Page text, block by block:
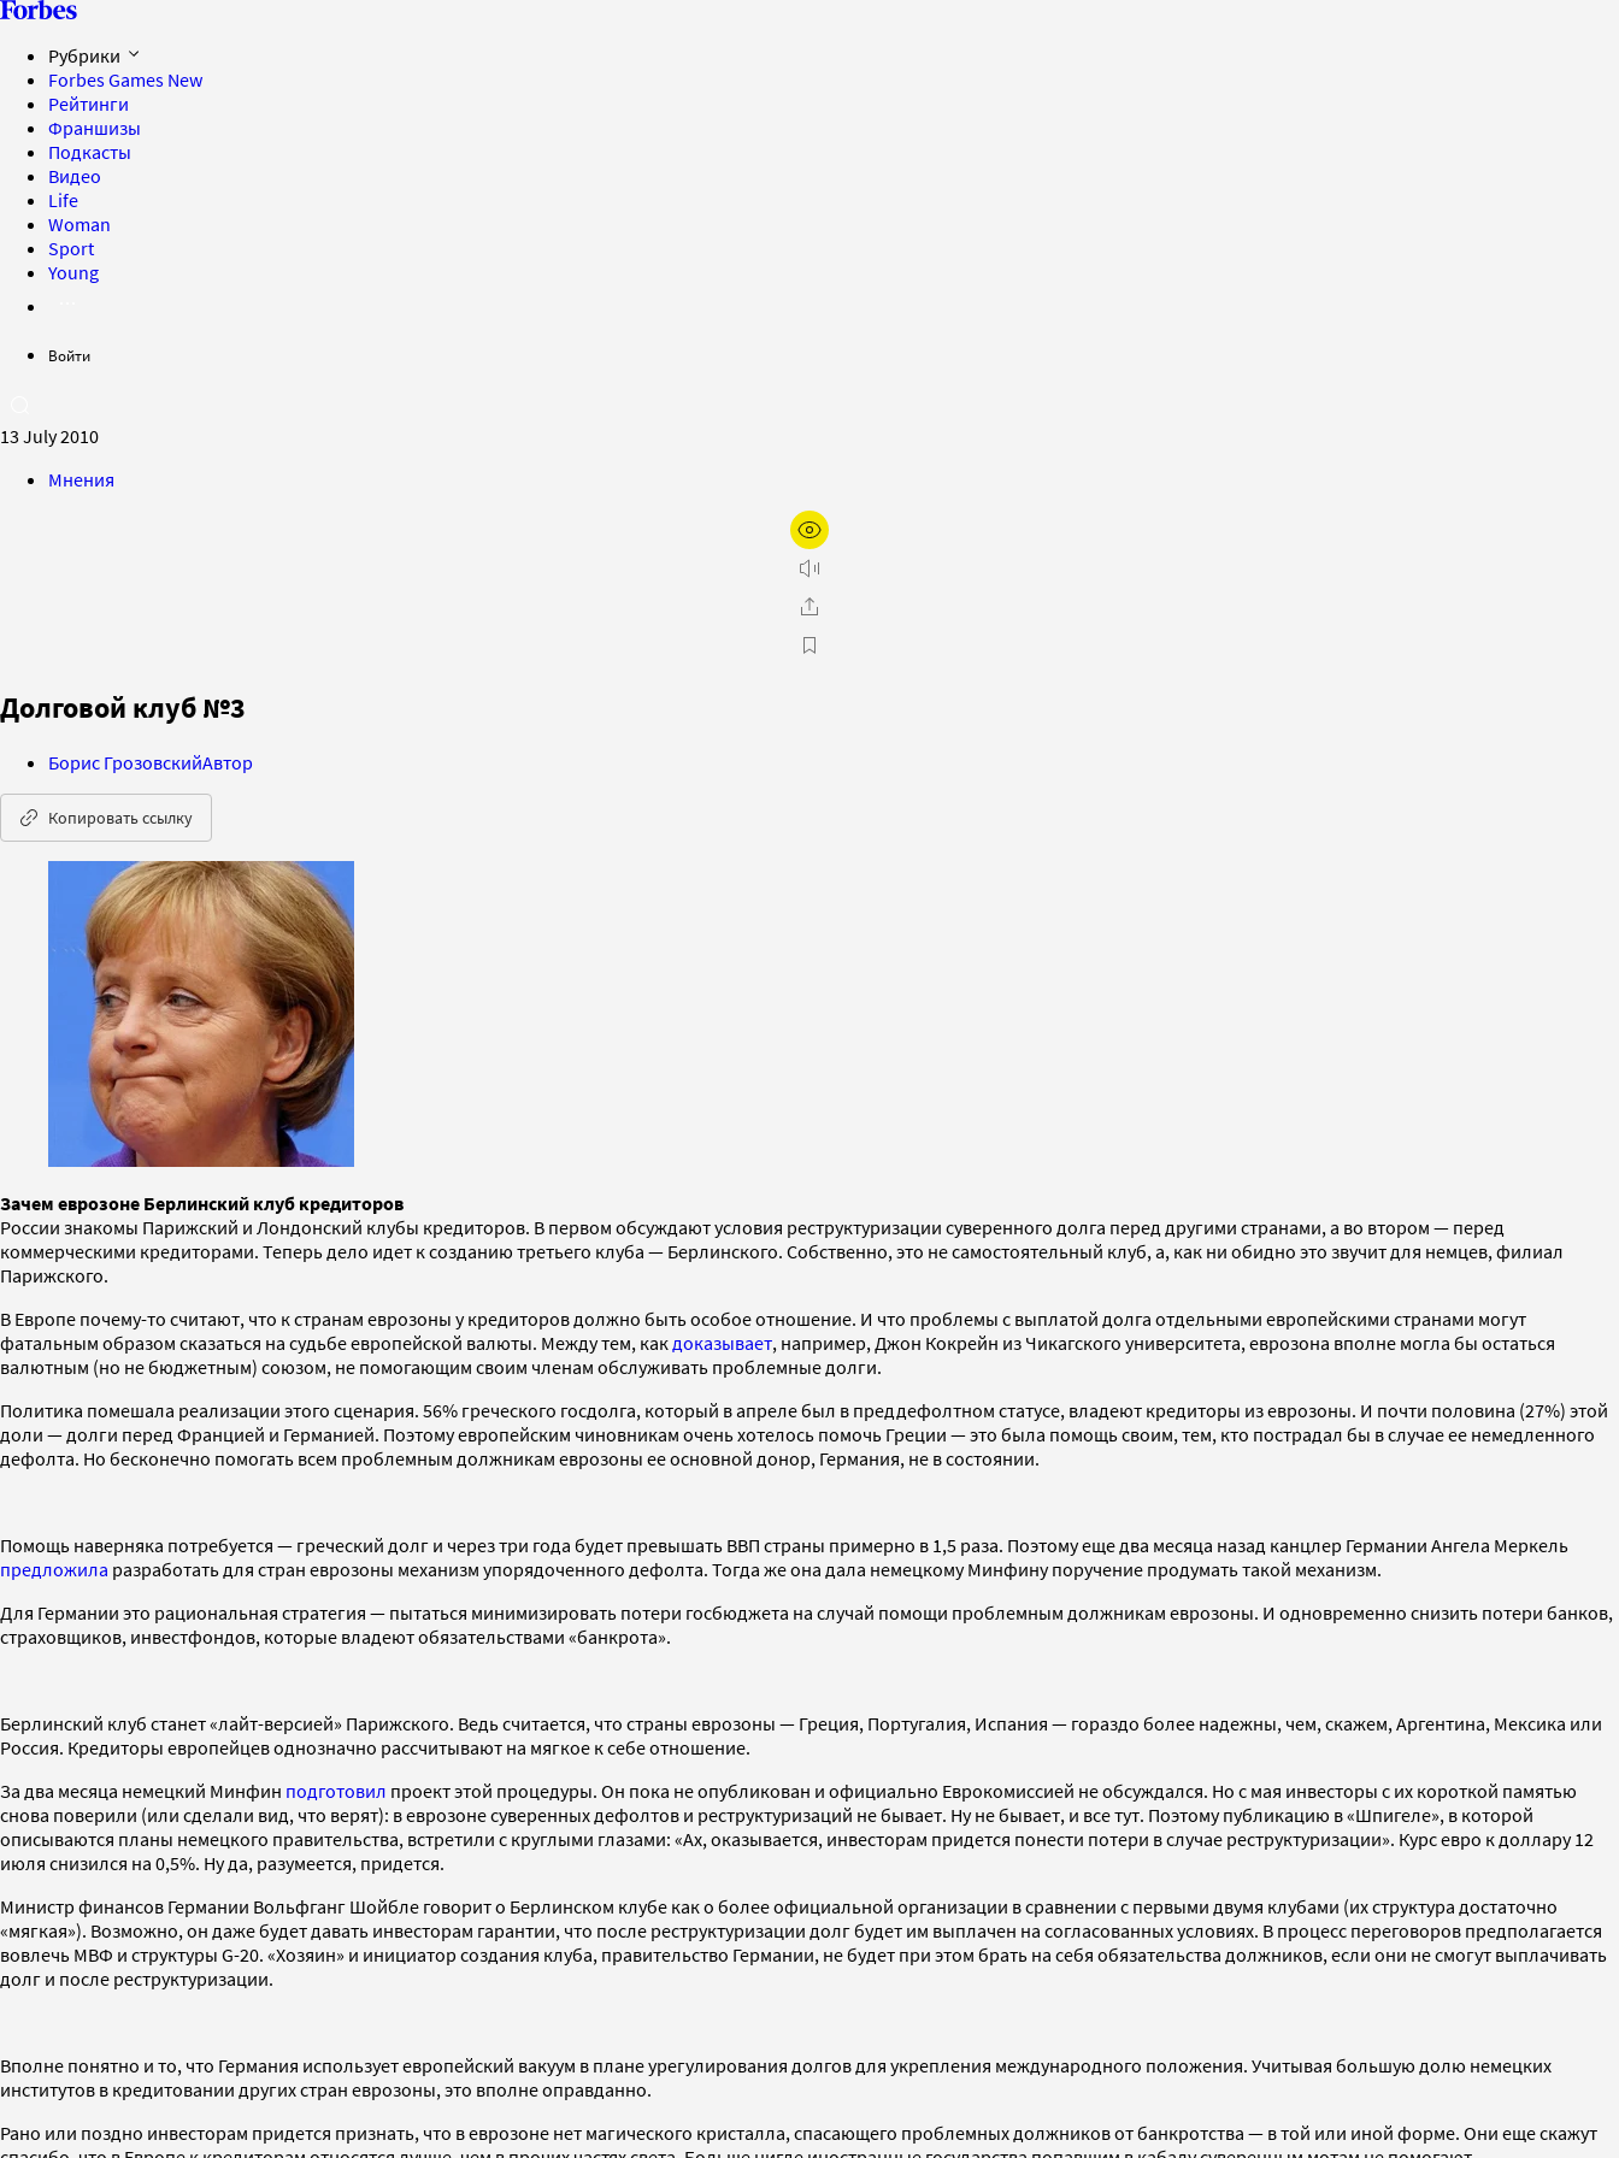
Рубрики
Forbes Games New
Рейтинги
Франшизы
Подкасты
Видео
Life
Woman
Sport
Young
Войти
13 July 2010
Мнения
Долговой клуб №3
Борис ГрозовскийАвтор
Копировать ссылку
Зачем еврозоне Берлинский клуб кредиторов
России знакомы Парижский и Лондонский клубы кредиторов. В первом обсуждают условия реструктуризации суверенного долга перед другими странами, а во втором — перед
коммерческими кредиторами. Теперь дело идет к созданию третьего клуба — Берлинского. Собственно, это не самостоятельный клуб, а, как ни обидно это звучит для немцев, филиал
Парижского.
В Европе почему-то считают, что к странам еврозоны у кредиторов должно быть особое отношение. И что проблемы с выплатой долга отдельными европейскими странами могут
фатальным образом сказаться на судьбе европейской валюты. Между тем, как доказывает, например, Джон Кокрейн из Чикагского университета, еврозона вполне могла бы остаться
валютным (но не бюджетным) союзом, не помогающим своим членам обслуживать проблемные долги.
Политика помешала реализации этого сценария. 56% греческого госдолга, который в апреле был в преддефолтном статусе, владеют кредиторы из еврозоны. И почти половина (27%) этой
доли — долги перед Францией и Германией. Поэтому европейским чиновникам очень хотелось помочь Греции — это была помощь своим, тем, кто пострадал бы в случае ее немедленного
дефолта. Но бесконечно помогать всем проблемным должникам еврозоны ее основной донор, Германия, не в состоянии.
Помощь наверняка потребуется — греческий долг и через три года будет превышать ВВП страны примерно в 1,5 раза. Поэтому еще два месяца назад канцлер Германии Ангела Меркель
предложила разработать для стран еврозоны механизм упорядоченного дефолта. Тогда же она дала немецкому Минфину поручение продумать такой механизм.
Для Германии это рациональная стратегия — пытаться минимизировать потери госбюджета на случай помощи проблемным должникам еврозоны. И одновременно снизить потери банков,
страховщиков, инвестфондов, которые владеют обязательствами «банкрота».
Берлинский клуб станет «лайт-версией» Парижского. Ведь считается, что страны еврозоны — Греция, Португалия, Испания — гораздо более надежны, чем, скажем, Аргентина, Мексика или
Россия. Кредиторы европейцев однозначно рассчитывают на мягкое к себе отношение.
За два месяца немецкий Минфин подготовил проект этой процедуры. Он пока не опубликован и официально Еврокомиссией не обсуждался. Но с мая инвесторы с их короткой памятью
снова поверили (или сделали вид, что верят): в еврозоне суверенных дефолтов и реструктуризаций не бывает. Ну не бывает, и все тут. Поэтому публикацию в «Шпигеле», в которой
описываются планы немецкого правительства, встретили с круглыми глазами: «Ах, оказывается, инвесторам придется понести потери в случае реструктуризации». Курс евро к доллару 12
июля снизился на 0,5%. Ну да, разумеется, придется.
Министр финансов Германии Вольфганг Шойбле говорит о Берлинском клубе как о более официальной организации в сравнении с первыми двумя клубами (их структура достаточно
«мягкая»). Возможно, он даже будет давать инвесторам гарантии, что после реструктуризации долг будет им выплачен на согласованных условиях. В процесс переговоров предполагается
вовлечь МВФ и структуры G-20. «Хозяин» и инициатор создания клуба, правительство Германии, не будет при этом брать на себя обязательства должников, если они не смогут выплачивать
долг и после реструктуризации.
Вполне понятно и то, что Германия использует европейский вакуум в плане урегулирования долгов для укрепления международного положения. Учитывая большую долю немецких
институтов в кредитовании других стран еврозоны, это вполне оправданно.
Рано или поздно инвесторам придется признать, что в еврозоне нет магического кристалла, спасающего проблемных должников от банкротства — в той или иной форме. Они еще скажут